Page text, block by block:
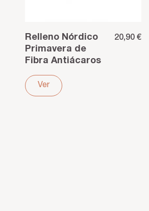
Relleno Nórdico
Primavera de
Fibra Antiácaros
120 g/m² –
Frescor y
suavidad para
20,90 €
Ver